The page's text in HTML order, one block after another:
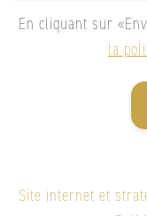
En cliquant sur
la
Site internet et